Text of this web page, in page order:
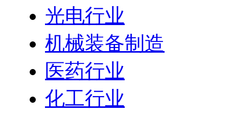
光电行业
机械装备制造
医药行业
化工行业